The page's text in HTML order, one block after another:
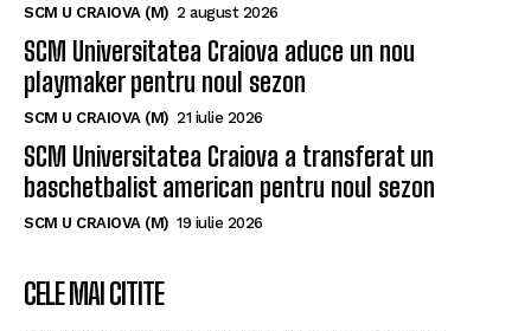
SCM U CRAIOVA (M) 2 august 2026
SCM Universitatea Craiova aduce un nou
playmaker pentru noul sezon
SCM U CRAIOVA (M) 21 iulie 2026
SCM Universitatea Craiova a transferat un
baschetbalist american pentru noul sezon
SCM U CRAIOVA (M) 19 iulie 2026
CELE MAI CITITE